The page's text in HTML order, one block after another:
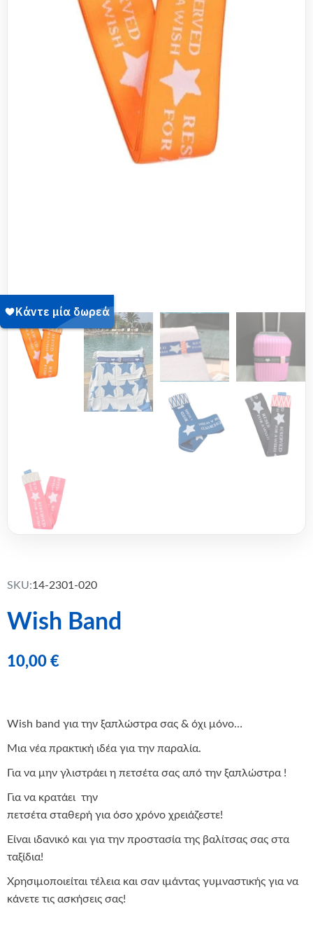
SKU:14-2301-020
Wish Band
10,00 €
Wish band για την ξαπλώστρα σας & όχι μόνο…
Μια νέα πρακτική ιδέα για την παραλία.
Για να μην γλιστράει η πετσέτα σας από την ξαπλώστρα !
Για να κρατάει την
πετσέτα σταθερή για όσο χρόνο χρειάζεστε!
Είναι ιδανικό και για την προστασία της βαλίτσας σας στα
ταξίδια!
Χρησιμοποιείται τέλεια και σαν ιμάντας γυμναστικής για να
κάνετε τις ασκήσεις σας!